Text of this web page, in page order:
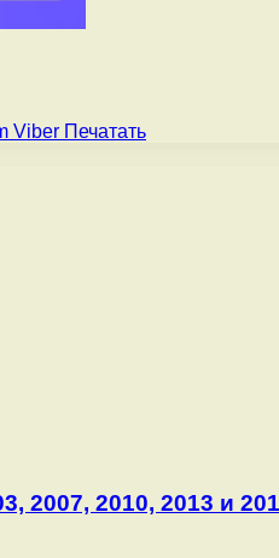
Viber Печатать
2007, 2010, 2013 и